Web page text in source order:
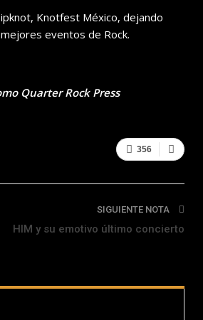
Knotfest México, dejando
eventos de Rock.
Quarter Rock Press
356
SIGUIENTE NOTA
HIM y su emotivo último concierto